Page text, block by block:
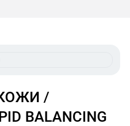
BALANCING